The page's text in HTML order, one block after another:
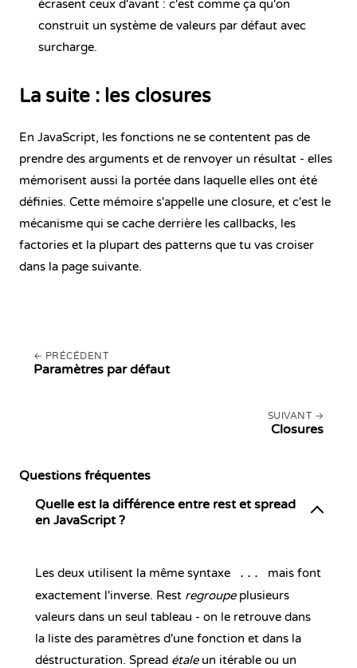
écrasent ceux d'avant : c'est comme ça qu'on
construit un système de valeurs par défaut avec
surcharge.
La suite : les closures
En JavaScript, les fonctions ne se contentent pas de
prendre des arguments et de renvoyer un résultat - elles
mémorisent aussi la portée dans laquelle elles ont été
définies. Cette mémoire s'appelle une closure, et c'est le
mécanisme qui se cache derrière les callbacks, les
factories et la plupart des patterns que tu vas croiser
dans la page suivante.
PRÉCÉDENT
Paramètres par défaut
SUIVANT
Closures
Questions fréquentes
Quelle est la différence entre rest et spread
en JavaScript ?
Les deux utilisent la même syntaxe ...
mais font
exactement l'inverse. Rest regroupeplusieurs
valeurs dans un seul tableau - on le retrouve dans
la liste des paramètres d'une fonction et dans la
déstructuration. Spread étaleun itérable ou un